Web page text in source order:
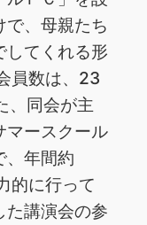
で、母親たち
してくれる形
員数は、23
、同会が主
マースクール
、年間約
的に行って
た講演会の参